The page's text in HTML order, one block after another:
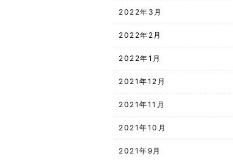
2022年3月
2022年2月
2022年1月
2021年12月
2021年11月
2021年10月
2021年9月